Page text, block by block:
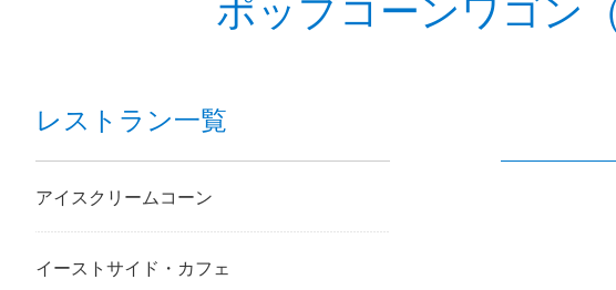
レストラン一覧
アイスクリームコーン
イーストサイド・カフェ